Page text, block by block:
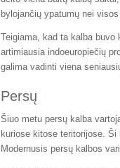
bylojančių ypatumų nei
Teigiama, kad ta kalba buvo
artimiausia indoeuropiečių
galima vadinti viena
Persų
Šiuo metu persų kalba
kuriose kitose teritorijose.
Modernusis persų kalbos